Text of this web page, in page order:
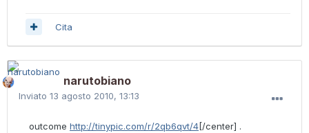
Cita
narutobiano
Inviato 13 agosto 2010, 13:13
outcome http://tinypic.com/r/2qb6qvt/4[/center] .